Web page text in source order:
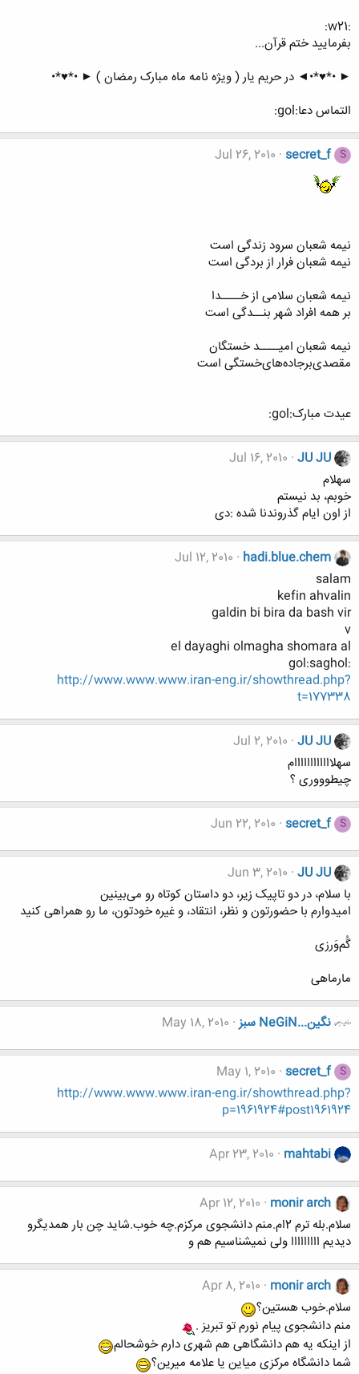
:w21:
بفرمایید ختم قرآن...
► •*♥*•◄ در حریم یار ( ویژه نامه ماه مبارک رمضان ) ► •*♥*•
التماس دعا:gol:
S
secret_f
Jul 26, 2010
نیمه شعبان سرود زندگی است
نیمه شعبان فرار از بردگی است
نیمه شعبان سلامی از خــــدا
بر همه افراد شهر بنــدگی است
نیمه شعبان امیــــد خستگان
مقصدی‌برجاده‌های‌خستگی‌ است
عیدت مبارک:gol:
JU JU
Jul 16, 2010
سهلام
خوبم، بد نیستم
از اون ایام گذروندنا شده :دی
hadi.blue.chem
Jul 12, 2010
salam
kefin ahvalin
galdin bi bira da bash vir
v
el dayaghi olmagha shomara al
:gol:saghol
http://www.www.www.iran-eng.ir/showthread.php?
t=177338
JU JU
Jul 2, 2010
سهلاااااااااااام
چیطوووری ؟
S
secret_f
Jun 22, 2010
JU JU
Jun 3, 2010
با سلام، در دو تاپیک زیر، دو داستان کوتاه رو می‌بینین
امیدوارم با حضورتون و نظر، انتقاد، و غیره خودتون، ما رو همراهی کنید
گُم‌وَرزی
مارماهی
نگين...NeGiN سبز May 18, 2010
S
secret_f
May 1, 2010
http://www.www.www.iran-eng.ir/showthread.php?
p=1961924#post1961924
mahtabi
Apr 23, 2010
monir arch
Apr 12, 2010
سلام.بله ترم 2ام.منم دانشجوی مرکزم.چه خوب.شاید چن بار همدیگرو
دیدیم ااااااااا ولی نمیشناسیم هم و
monir arch
Apr 8, 2010
سلام.خوب هستین؟
منم دانشجوی پیام نورم تو تبریز .
از اینکه یه هم دانشگاهی هم شهری دارم خوشحالم
شما دانشگاه مرکزی میاین یا علامه میرین؟